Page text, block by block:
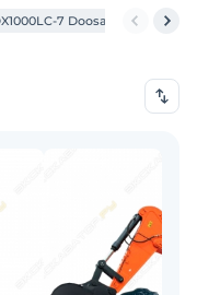
7 Doosan Doosan